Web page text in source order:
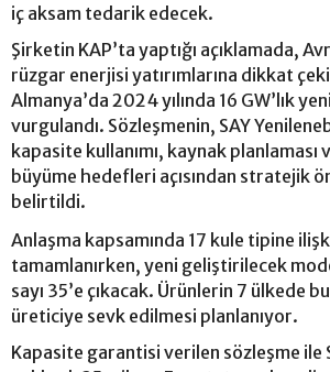
iç aksam tedarik edecek.
Şirketin KAP’ta yaptığı açıklamada,
rüzgar enerjisi yatırımlarına dikkat
Almanya’da 2024 yılında 16 GW’lık
vurgulandı. Sözleşmenin, SAY
kapasite kullanımı, kaynak
büyüme hedefleri açısından stratejik
belirtildi.
Anlaşma kapsamında 17 kule tipine
tamamlanırken, yeni geliştirilecek
sayı 35’e çıkacak. Ürünlerin 7 ülkede
üreticiye sevk edilmesi planlanıyor.
Kapasite garantisi verilen sözleşme ile